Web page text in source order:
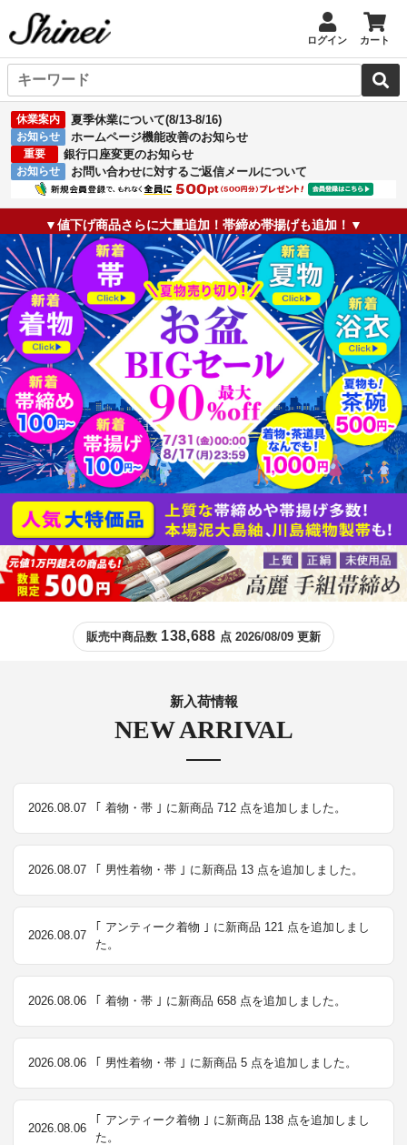
ログイン カート
休業案内 夏季休業について(8/13-8/16)
お知らせ ホームページ機能改善のお知らせ
重要 銀行口座変更のお知らせ
お知らせ お問い合わせに対するご返信メールについて
▼値下げ商品さらに大量追加！帯締め帯揚げも追加！▼
販売中商品数 138,688 点 2026/08/09 更新
NEW ARRIVAL
新入荷情報
2026.08.07 ｢ 着物・帯 ｣ に新商品 712 点を追加しました。
2026.08.07 ｢ 男性着物・帯 ｣ に新商品 13 点を追加しました。
2026.08.07
｢ アンティーク着物 ｣ に新商品 121 点を追加しまし
た。
2026.08.06 ｢ 着物・帯 ｣ に新商品 658 点を追加しました。
2026.08.06 ｢ 男性着物・帯 ｣ に新商品 5 点を追加しました。
2026.08.06
｢ アンティーク着物 ｣ に新商品 138 点を追加しまし
た。